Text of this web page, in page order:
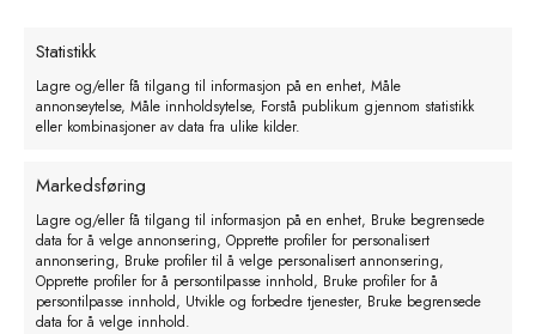
Statistikk
Lagre og/eller få tilgang til informasjon på en enhet, Måle
annonseytelse, Måle innholdsytelse, Forstå publikum gjennom statistikk
eller kombinasjoner av data fra ulike kilder.
Markedsføring
Lagre og/eller få tilgang til informasjon på en enhet, Bruke begrensede
data for å velge annonsering, Opprette profiler for personalisert
annonsering, Bruke profiler til å velge personalisert annonsering,
Opprette profiler for å persontilpasse innhold, Bruke profiler for å
persontilpasse innhold, Utvikle og forbedre tjenester, Bruke begrensede
data for å velge innhold.